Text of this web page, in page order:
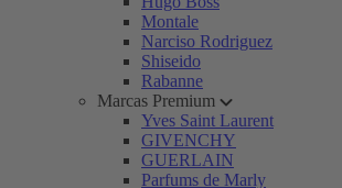
Montale
Narciso Rodriguez
Shiseido
Rabanne
Marcas Premium
Yves Saint Laurent
GIVENCHY
GUERLAIN
Parfums de Marly